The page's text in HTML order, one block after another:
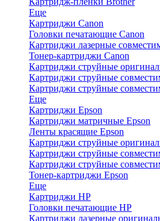
Еще
Картриджи Canon
Головки печатающие Canon
Картриджи лазерные
Тонер-картриджи Canon
Картриджи струйные
Картриджи струйные
Картриджи струйные
Еще
Картриджи Epson
Картриджи матричные Epson
Ленты красящие Epson
Картриджи струйные
Картриджи струйные
Картриджи струйные
Тонер-картриджи Epson
Еще
Картриджи HP
Головки печатающие HP
Картриджи лазерные